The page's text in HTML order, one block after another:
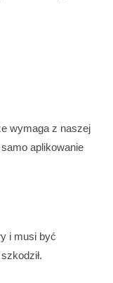
wymaga z naszej
aplikowanie
i musi być